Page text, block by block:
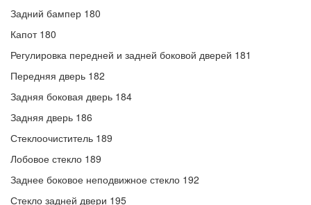
Задний бампер 180
Капот 180
Регулировка передней и задней боковой дверей 181
Передняя дверь 182
Задняя боковая дверь 184
Задняя дверь 186
Стеклоочиститель 189
Лобовое стекло 189
Заднее боковое неподвижное стекло 192
Стекло задней двери 195